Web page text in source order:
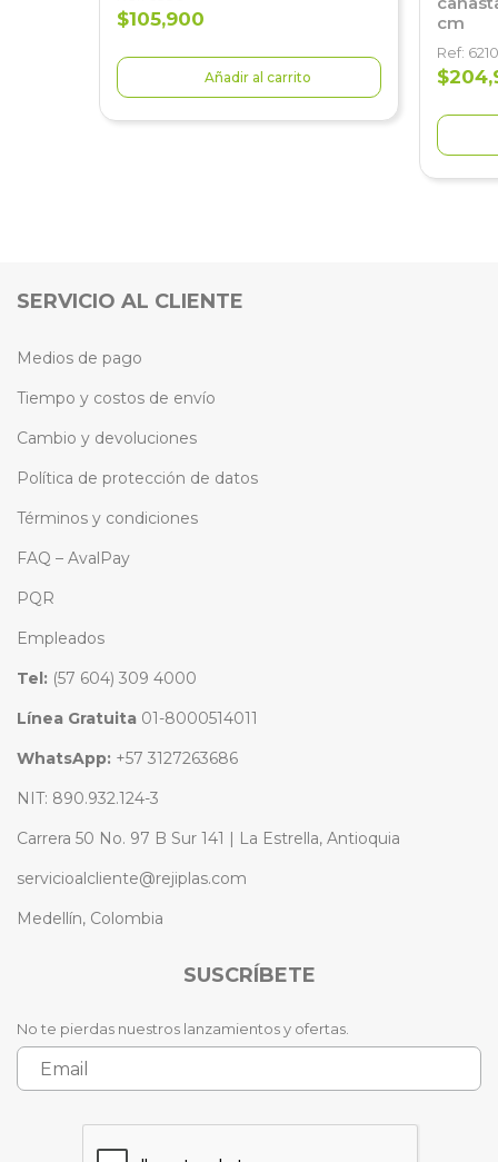
$105,900
Añadir al carrito
cm
Ref: 6210
SERVICIO AL CLIENTE
Medios de pago
Tiempo y costos de envío
Cambio y devoluciones
Política de protección de datos
Términos y condiciones
FAQ – AvalPay
PQR
Empleados
Tel: (57 604) 309 4000
Línea Gratuita 01-8000514011
WhatsApp: +57 3127263686
NIT: 890.932.124-3
Carrera 50 No. 97 B Sur 141 | La Estrella, Antioquia
servicioalcliente@rejiplas.com
Medellín, Colombia
SUSCRÍBETE
No te pierdas nuestros lanzamientos y ofertas.